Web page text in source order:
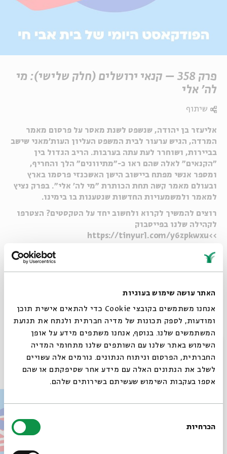
האתר עושה שימוש בעוגיות
אנחנו משתמשים בקובצי Cookie כדי להתאים אישית תוכן
ומודעות, לספק תכונות של מדיה חברתית ולנתח את תנועת
המשתמשים שלנו. בנוסף, אנחנו משתפים מידע על אופן
השימוש באתר שלנו עם השותפים שלנו מתחומי המדיה
החברתית, הפרסום וניתוח הנתונים. גורמים אלה עשויים
לשלב את הנתונים האלה עם מידע אחר שסיפקתם או שהם
אספו בעקבות השימוש שעשיתם בשירותים שלהם.
הסכמה
הכרחיות
פרק 358 – קנאי ירושלים (חלק שלישי): מי
לה' אלי
אליעזר בן יהודה, שנשפט לשנת מאסר על פרסום מאמר
המרדה, הגיש ערעור לבית המשפט העליון העות׳מאני שישב
בביירות, ושוחרר לעת עתה בערבות. הריב הגדול בין
״הקנאים״ לאלה שהם ראו כ-״מתיוונים״ הלך והחריף,
ומספר אנשי מפתח ביישוב הישן האשכנזי פרסמו בארץ
ובעולם מאמר קשה תחת הכותרת ״מי לה' אלי״. בפרק נציץ
למאמר ולמשמעויות החדשות שנטענות בו בימינו.
רוצים להמשיך לקרוא ולחשוב יחד על הטקסטים? הצטרפו
לקהילה שלנו בפייסבוק
>>https://tinyurl.com/y6zpkwxu
https://tinyurl.com/pe857aam
שיתוף
לקבלת עדכונים על פרק חדש ב- Whatsapp
Email
פרקים נוספים בסדרה
סגור